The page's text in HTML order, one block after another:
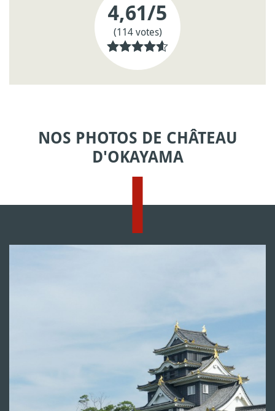
4,61/5
(114 votes)
NOS PHOTOS DE CHÂTEAU
D'OKAYAMA